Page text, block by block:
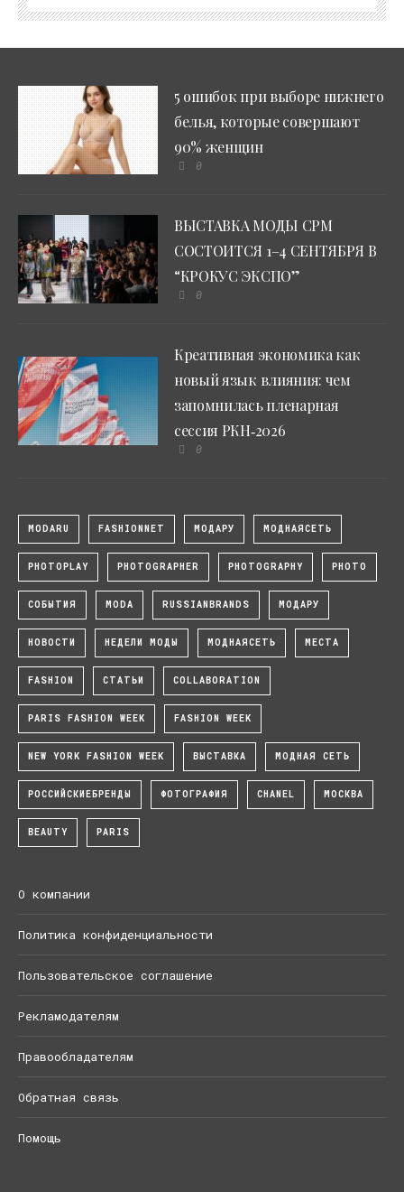
5 ошибок при выборе нижнего
белья, которые совершают
90% женщин
0
ВЫСТАВКА МОДЫ CPM
СОСТОИТСЯ 1–4 СЕНТЯБРЯ В
“КРОКУС ЭКСПО”
0
Креативная экономика как
новый язык влияния: чем
запомнилась пленарная
сессия РКН‑2026
0
MODARU FASHIONNET МОДАРУ МОДНАЯСЕТЬ
PHOTOPLAY PHOTOGRAPHER PHOTOGRAPHY PHOTO
СОБЫТИЯ MODA RUSSIANBRANDS МОДАРУ
НОВОСТИ НЕДЕЛИ МОДЫ МОДНАЯСЕТЬ МЕСТА
FASHION СТАТЬИ COLLABORATION
PARIS FASHION WEEK FASHION WEEK
NEW YORK FASHION WEEK ВЫСТАВКА МОДНАЯ СЕТЬ
РОССИЙСКИЕБРЕНДЫ ФОТОГРАФИЯ CHANEL МОСКВА
BEAUTY PARIS
О компании
Политика конфиденциальности
Пользовательское соглашение
Рекламодателям
Правообладателям
Обратная связь
Помощь